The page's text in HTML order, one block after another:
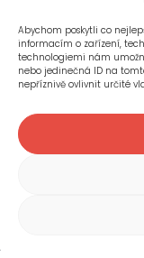
Abychom poskytli co
informacím o zařízení,
technologiemi nám
nebo jedinečná ID na
nepříznivě ovlivnit určité
IČ:
č.
Společnost je
soudem
©